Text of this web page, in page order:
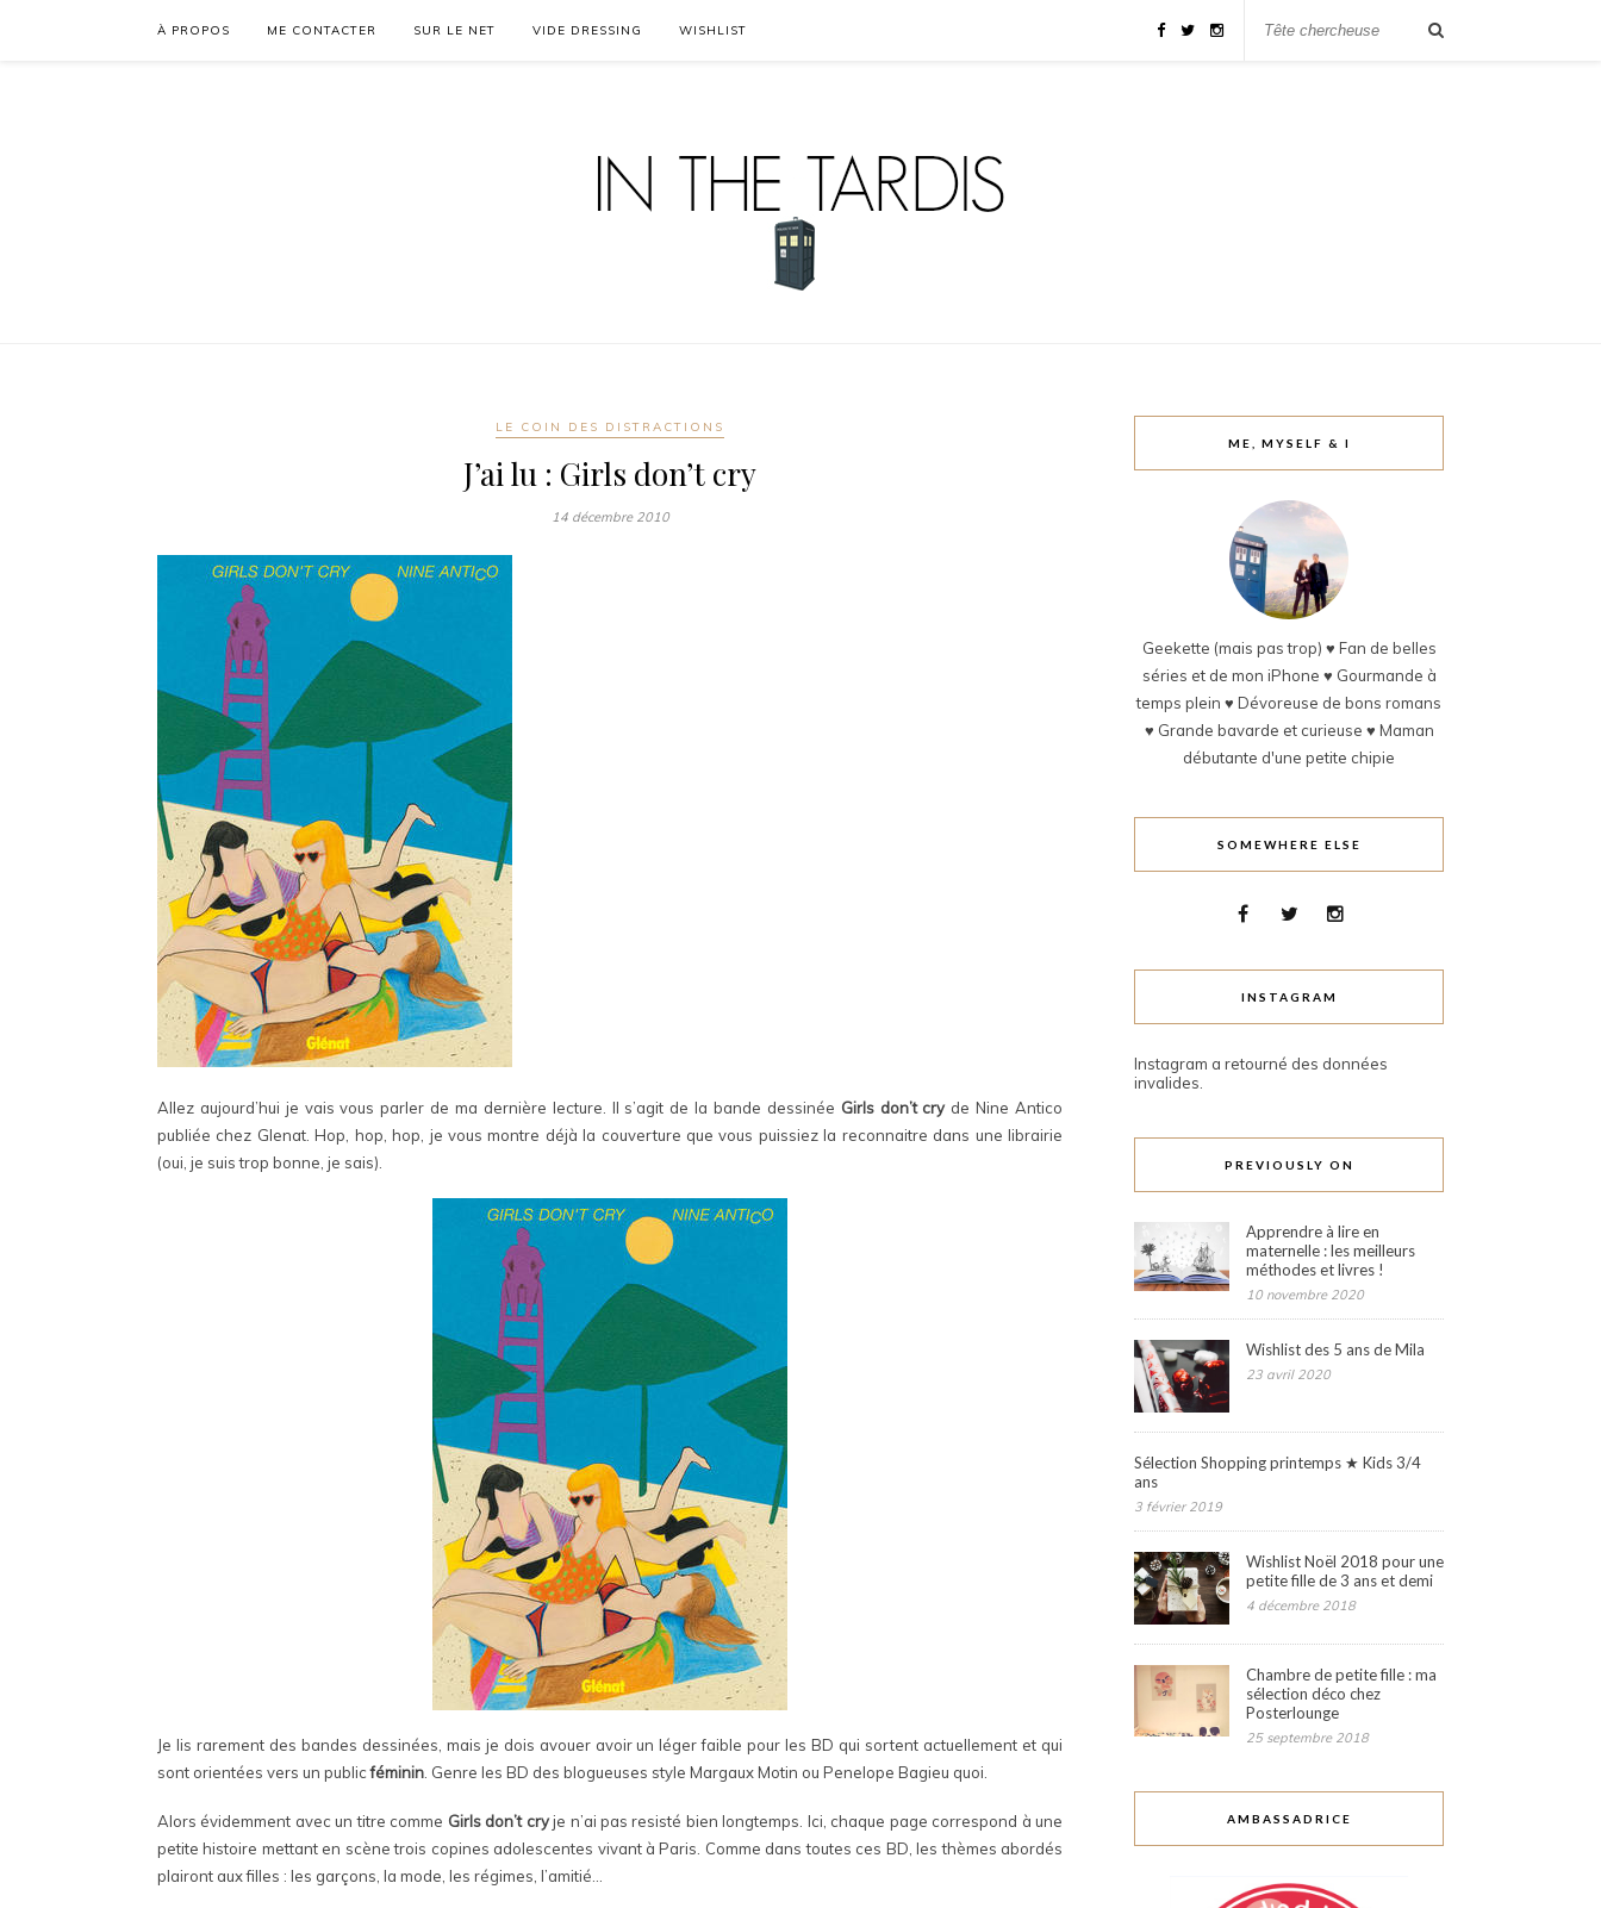
À PROPOS ME CONTACTER SUR LE NET VIDE DRESSING WISHLIST
LE COIN DES DISTRACTIONS
J’ai lu : Girls don’t cry
14 décembre 2010
Allez aujourd’hui je vais vous parler de ma dernière lecture. Il s’agit de la bande dessinée Girls don’t cryde Nine Antico
publiée chez Glenat. Hop, hop, hop, je vous montre déjà la couverture que vous puissiez la reconnaitre dans une librairie
(oui, je suis trop bonne, je sais).
Je lis rarement des bandes dessinées, mais je dois avouer avoir un léger faible pour les BD qui sortent actuellement et qui
sont orientées vers un publicféminin . Genre les BD des blogueuses style Margaux Motin ou Penelope Bagieu quoi.
Alors évidemment avec un titre comme Girls don’t cryje n’ai pas resisté bien longtemps. Ici, chaque page correspond à une
petite histoire mettant en scène trois copines adolescentes vivant à Paris. Comme dans toutes ces BD, les thèmes abordés
plairont aux filles : les garçons, la mode, les régimes, l’amitié…
ME, MYSELF & I
Geekette (mais pas trop) ♥ Fan de belles
séries et de mon iPhone ♥ Gourmande à
temps plein ♥ Dévoreuse de bons romans
♥ Grande bavarde et curieuse ♥ Maman
débutante d'une petite chipie
SOMEWHERE ELSE
INSTAGRAM
Instagram a retourné des données
invalides.
PREVIOUSLY ON
Apprendre à lire en
maternelle : les meilleurs
méthodes et livres !
10 novembre 2020
Wishlist des 5 ans de Mila
23 avril 2020
Sélection Shopping printemps ★ Kids 3/4
ans
3 février 2019
Wishlist Noël 2018 pour une
petite fille de 3 ans et demi
4 décembre 2018
Chambre de petite fille : ma
sélection déco chez
Posterlounge
25 septembre 2018
AMBASSADRICE